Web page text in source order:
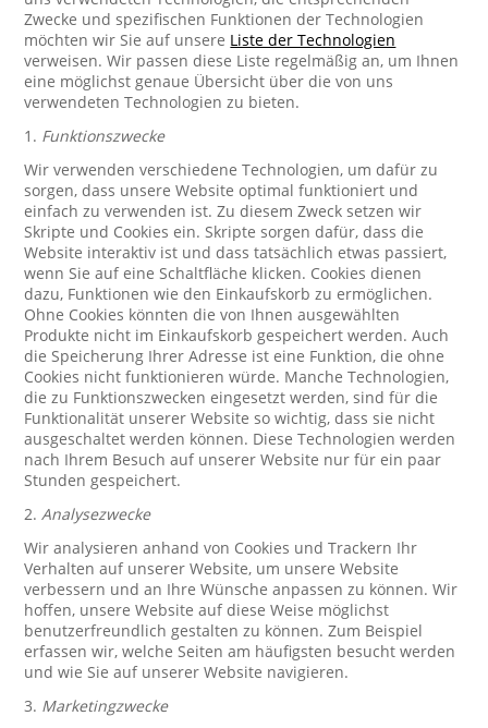
Zwecke und spezifischen Funktionen der Technologien
möchten wir Sie auf unsere Liste der Technologien
verweisen. Wir passen diese Liste regelmäßig an, um Ihnen
eine möglichst genaue Übersicht über die von uns
verwendeten Technologien zu bieten.
1. Funktionszwecke
Wir verwenden verschiedene Technologien, um dafür zu
sorgen, dass unsere Website optimal funktioniert und
einfach zu verwenden ist. Zu diesem Zweck setzen wir
Skripte und Cookies ein. Skripte sorgen dafür, dass die
Website interaktiv ist und dass tatsächlich etwas passiert,
wenn Sie auf eine Schaltfläche klicken. Cookies dienen
dazu, Funktionen wie den Einkaufskorb zu ermöglichen.
Ohne Cookies könnten die von Ihnen ausgewählten
Produkte nicht im Einkaufskorb gespeichert werden. Auch
die Speicherung Ihrer Adresse ist eine Funktion, die ohne
Cookies nicht funktionieren würde. Manche Technologien,
die zu Funktionszwecken eingesetzt werden, sind für die
Funktionalität unserer Website so wichtig, dass sie nicht
ausgeschaltet werden können. Diese Technologien werden
nach Ihrem Besuch auf unserer Website nur für ein paar
Stunden gespeichert.
2.Analysezwecke
Wir analysieren anhand von Cookies und Trackern Ihr
Verhalten auf unserer Website, um unsere Website
verbessern und an Ihre Wünsche anpassen zu können. Wir
hoffen, unsere Website auf diese Weise möglichst
benutzerfreundlich gestalten zu können. Zum Beispiel
erfassen wir, welche Seiten am häufigsten besucht werden
und wie Sie auf unserer Website navigieren.
3. Marketingzwecke